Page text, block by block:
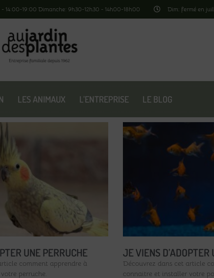
14:00-19:00 Dimanche: 9h30-12h30 - 14h00-18h00 Dim: fermé en
LES ANIMAUX L’ENTREPRISE LE BLOG
UNE PERRUCHE
comment apprendre à
perruche.
JE VIENS D’ADOPTER
Découvrez dans cet article
connaitre et installer votre